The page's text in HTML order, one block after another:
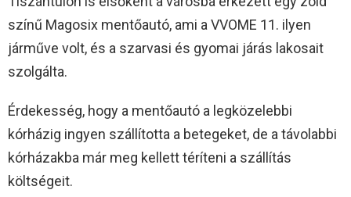
színű Magosix mentőautó, ami a VVOME 11. ilyen
járműve volt, és a szarvasi és gyomai járás lakosait
szolgálta.
Érdekesség, hogy a mentőautó a legközelebbi
kórházig ingyen szállította a betegeket, de a távolabbi
kórházakba már meg kellett téríteni a szállítás
költségeit.